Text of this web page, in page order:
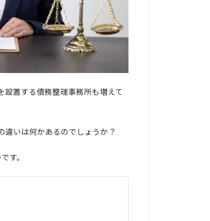
置する債務整理事務所も増えて
いは何かあるのでしょうか？
です。